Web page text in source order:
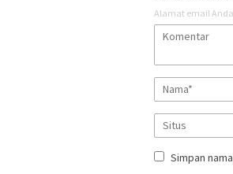
Alamat email
Simpan